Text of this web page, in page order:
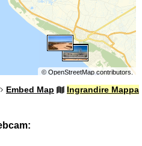
© OpenStreetMapcontributors.
Embed Map Ingrandire Mappa